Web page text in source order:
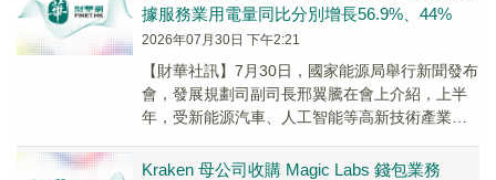
據服務業用電量同比分別增長56.9%、44%
2026年07月30日 下午2:21
【財華社訊】7月30日，國家能源局舉行新聞發布
會，發展規劃司副司長邢翼騰在會上介紹，上半
年，受新能源汽車、人工智能等高新技術產業快
用電量...
Kraken 母公司收購 Magic Labs 錢包業務